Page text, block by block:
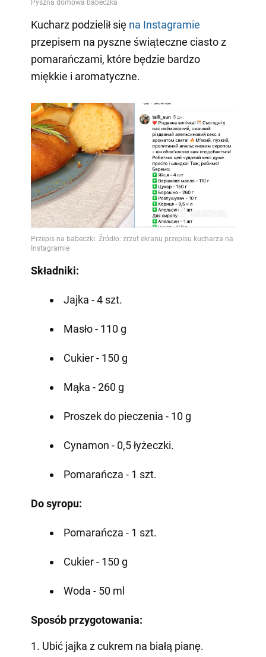
Kucharz podzielił się na Instagramie
przepisem na pyszne świąteczne ciasto z
pomarańczami, które będzie bardzo
miękkie i aromatyczne.
Składniki:
Jajka - 4 szt.
Masło - 110 g
Cukier - 150 g
Mąka - 260 g
Proszek do pieczenia - 10 g
Cynamon - 0,5 łyżeczki.
Pomarańcza - 1 szt.
Do syropu:
Pomarańcza - 1 szt.
Cukier - 150 g
Woda - 50 ml
Sposób przygotowania:
1. Ubić jajka z cukrem na białą pianę.